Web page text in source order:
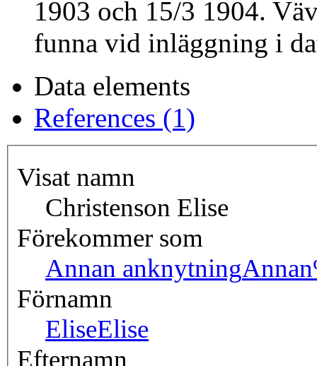
1903 och 15/3 1904.
funna vid inläggning i
Data elements
References (1)
Visat namn
Christenson Elise
Förekommer som
Annan anknytning
Förnamn
EliseElise
Efternamn